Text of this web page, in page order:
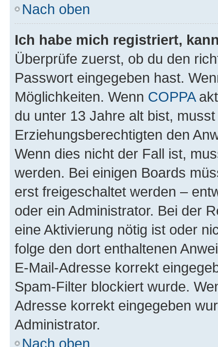
Nach oben
Ich habe mich registriert,
Überprüfe zuerst, ob du den
Passwort eingegeben hast.
Möglichkeiten. Wenn COPPA
du unter 13 Jahre alt bist,
Erziehungsberechtigten den
Wenn dies nicht der Fall ist,
werden. Bei einigen Boards
erst freigeschaltet werden –
oder ein Administrator. Bei der
eine Aktivierung nötig ist oder
folge den dort enthaltenen
E-Mail-Adresse korrekt
Spam-Filter blockiert wurde.
Adresse korrekt eingegeben
Administrator.
Nach oben